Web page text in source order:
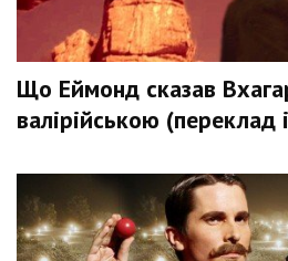
Що Еймонд сказав
валірійською (переклад